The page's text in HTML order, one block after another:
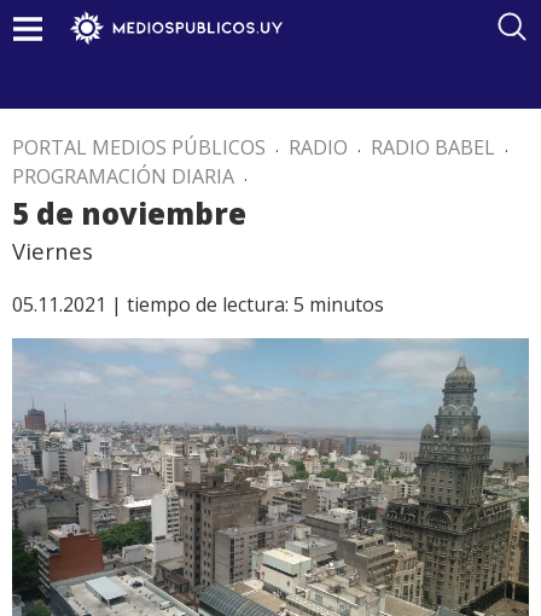
PORTAL MEDIOS PÚBLICOS . RADIO . RADIO BABEL .
PROGRAMACIÓN DIARIA .
5 de noviembre
Viernes
05.11.2021 | tiempo de lectura: 5 minutos